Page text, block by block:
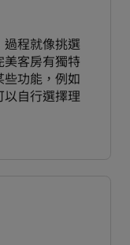
程就像挑選
客房有獨特
功能，例如
自行選擇理